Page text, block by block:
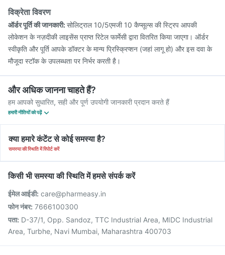
विक्रेता विवरण
ऑर्डर पूर्ति की जानकारी:सोलिट्राल 10/5एमजी 10 कैप्सूल्स की स्ट्रिप आपकी
लोकेशन के नज़दीकी लाइसेंस प्राप्त रिटेल फार्मेसी द्वारा वितरित किया जाएगा। ऑर्डर
स्वीकृति और पूर्ति आपके डॉक्टर के मान्य प्रिस्क्रिप्शन (जहां लागू हो) और इस दवा के
मौजूदा स्टॉक के उपलब्धता पर निर्भर करती है।
और अधिक जानना चाहते हैं?
हम आपको सुधारित, सही और पूर्ण उपयोगी जानकारी प्रदान करते हैं
हमारी नीतियों को पढ़ें
क्या हमारे कंटेंट से कोई समस्या है?
समस्या की स्थिति में रिपोर्ट करें
किसी भी समस्या की स्थिति में हमसे संपर्क करें
ईमेल आईडी: care@pharmeasy.in
फोन नंबर: 7666100300
पता: D-37/1, Opp. Sandoz, TTC Industrial Area, MIDC Industrial
Area, Turbhe, Navi Mumbai, Maharashtra 400703